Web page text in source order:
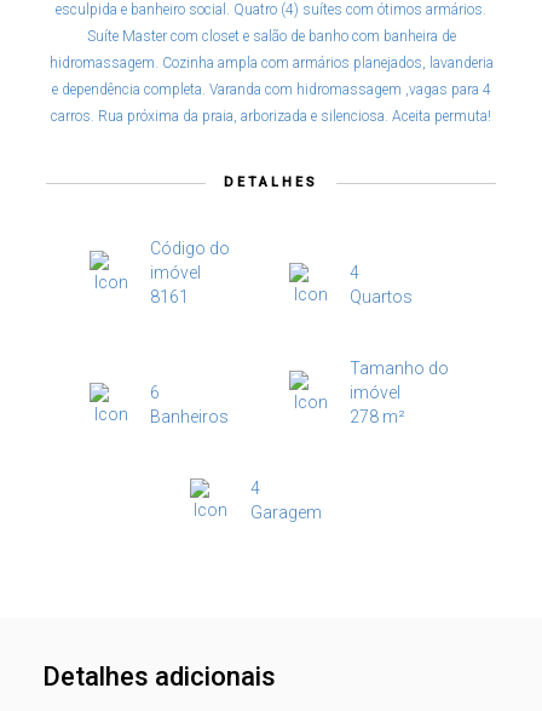
esculpida e banheiro social. Quatro (4) suítes com ótimos armários.
Suíte Master com closet e salão de banho com banheira de
hidromassagem. Cozinha ampla com armários planejados, lavanderia
e dependência completa. Varanda com hidromassagem ,vagas para 4
carros. Rua próxima da praia, arborizada e silenciosa. Aceita permuta!
DETALHES
Código do
imóvel
8161
4
Quartos
6
Banheiros
Tamanho do
imóvel
278 m²
4
Garagem
Detalhes adicionais